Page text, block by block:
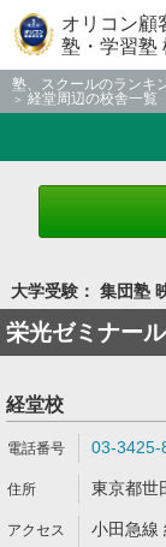
オリコン顧
塾・学習塾
塾、スクールのランキ
経堂周辺の校舎一覧
大学受験： 集団塾
栄光ゼミナール
経堂校
03-3425-
東京都世
小田急線